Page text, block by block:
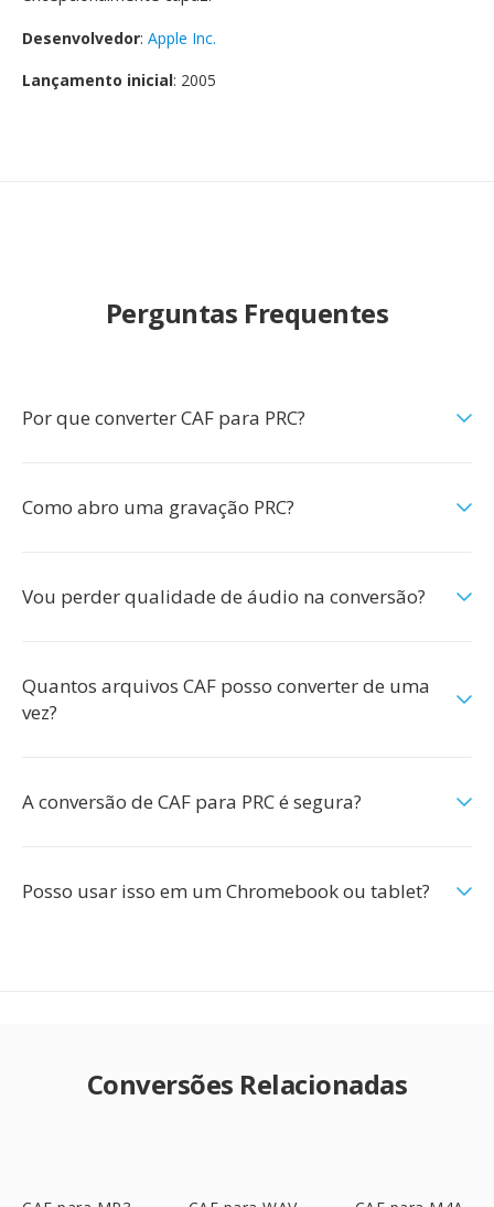
Desenvolvedor: Apple Inc.
Lançamento inicial: 2005
Perguntas Frequentes
Por que converter CAF para PRC?
Como abro uma gravação PRC?
Vou perder qualidade de áudio na conversão?
Quantos arquivos CAF posso converter de uma
vez?
A conversão de CAF para PRC é segura?
Posso usar isso em um Chromebook ou tablet?
Conversões Relacionadas